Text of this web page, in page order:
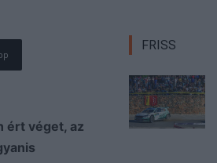
ért véget, az
FRISS